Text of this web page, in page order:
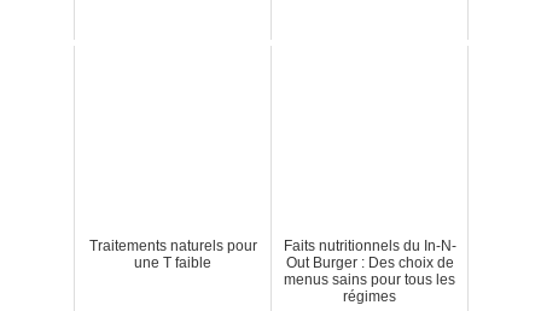
Traitements naturels pour
une T faible
Faits nutritionnels du In-N-
Out Burger : Des choix de
menus sains pour tous les
régimes